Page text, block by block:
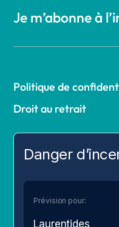
Je m’abonne à
Politique de
Droit au retrait
Danger
Prévision pour:
Laurentides